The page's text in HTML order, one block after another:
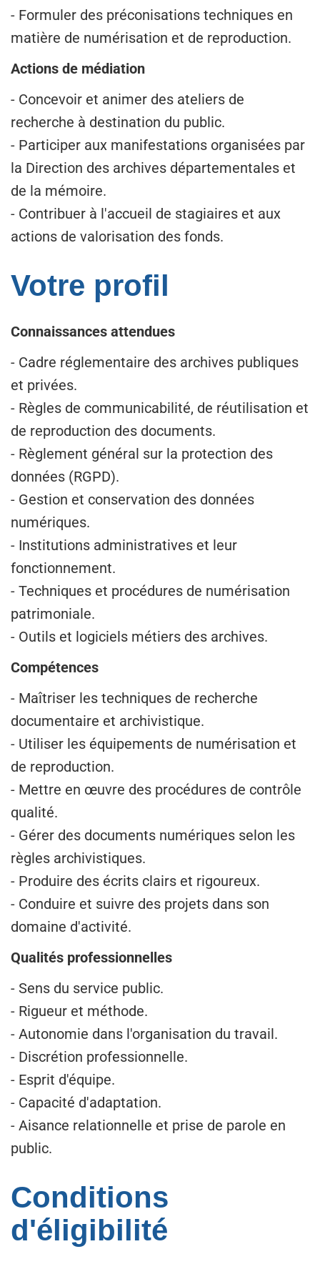
- Formuler des préconisations techniques en
matière de numérisation et de reproduction.
Actions de médiation
- Concevoir et animer des ateliers de
recherche à destination du public.
- Participer aux manifestations organisées par
la Direction des archives départementales et
de la mémoire.
- Contribuer à l'accueil de stagiaires et aux
actions de valorisation des fonds.
Votre profil
Connaissances attendues
- Cadre réglementaire des archives publiques
et privées.
- Règles de communicabilité, de réutilisation et
de reproduction des documents.
- Règlement général sur la protection des
données (RGPD).
- Gestion et conservation des données
numériques.
- Institutions administratives et leur
fonctionnement.
- Techniques et procédures de numérisation
patrimoniale.
- Outils et logiciels métiers des archives.
Compétences
- Maîtriser les techniques de recherche
documentaire et archivistique.
- Utiliser les équipements de numérisation et
de reproduction.
- Mettre en œuvre des procédures de contrôle
qualité.
- Gérer des documents numériques selon les
règles archivistiques.
- Produire des écrits clairs et rigoureux.
- Conduire et suivre des projets dans son
domaine d'activité.
Qualités professionnelles
- Sens du service public.
- Rigueur et méthode.
- Autonomie dans l'organisation du travail.
- Discrétion professionnelle.
- Esprit d'équipe.
- Capacité d'adaptation.
- Aisance relationnelle et prise de parole en
public.
Conditions
d'éligibilité